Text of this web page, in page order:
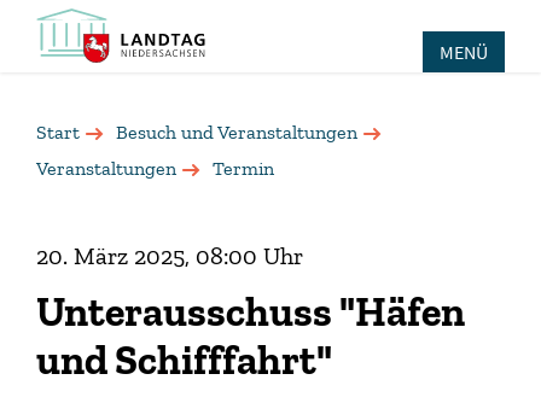
MENÜ
Start
Besuch und Veranstaltungen
Veranstaltungen
Termin
20. März 2025, 08:00 Uhr
Unterausschuss "Häfen
und Schifffahrt"